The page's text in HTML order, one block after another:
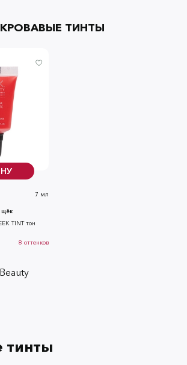
КРОВАВЫЕ ТИНТЫ
7 мл
щёк
TINT тон
8 оттенков
тинты